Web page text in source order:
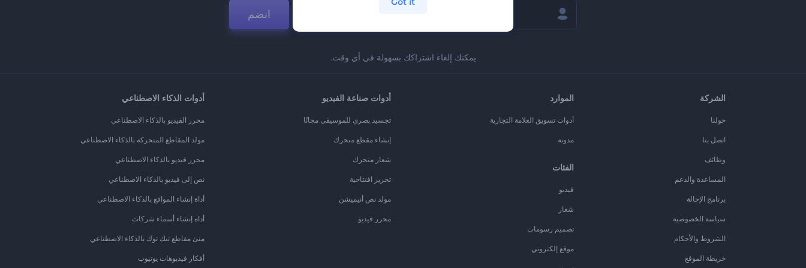
انضم
يمكنك إلغاء اشتراكك بسهولة في أي وقت.
الشركة
حولنا
اتصل بنا
وظائف
المساعدة والدعم
برنامج الإحالة
سياسة الخصوصية
الشروط والأحكام
خريطة الموقع
الموارد
أدوات تسويق العلامة التجارية
مدونة
الفئات
فيديو
شعار
تصميم رسومات
موقع إلكتروني
أدوات صناعة الفيديو
تجسيد بصري للموسيقى مجانًا
إنشاء مقطع متحرك
شعار متحرك
تحرير افتتاحية
مولد نص أنيميشن
محرر فيديو
أدوات الذكاء الاصطناعي
محرر الفيديو بالذكاء الاصطناعي
مولد المقاطع المتحركة بالذكاء الاصطناعي
محرر فيديو بالذكاء الاصطناعي
نص إلى فيديو بالذكاء الاصطناعي
أداة إنشاء المواقع بالذكاء الاصطناعي
أداة إنشاء أسماء شركات
منئ مقاطع تيك توك بالذكاء الاصطناعي
أفكار فيديوهات يوتيوب